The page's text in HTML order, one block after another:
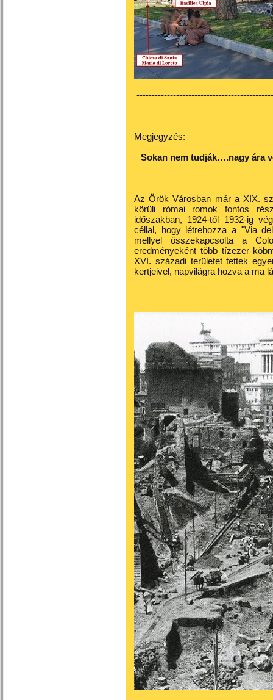
Megjegyzés:
Sokan nem tudják….nagy ára
Az Örök Városban már a XIX.
körüli római romok fontos
időszakban, 1924-től 1932-ig
céllal, hogy létrehozza a "Via
mellyel összekapcsolta a
eredményeként több tízezer
XVI. századi területet tettek
kertjeivel, napvilágra hozva a ma